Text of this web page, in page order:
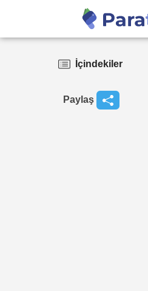
İçindekiler
Paylaş